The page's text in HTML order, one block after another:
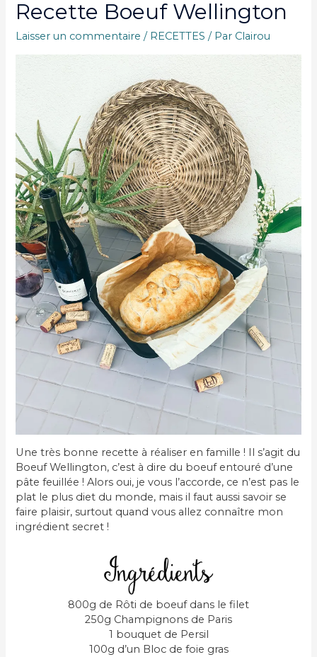
Recette Boeuf Wellington
Laisser un commentaire / RECETTES / Par Clairou
Une très bonne recette à réaliser en famille ! Il s’agit du
Boeuf Wellington, c’est à dire du boeuf entouré d’une
pâte feuillée ! Alors oui, je vous l’accorde, ce n’est pas le
plat le plus diet du monde, mais il faut aussi savoir se
faire plaisir, surtout quand vous allez connaître mon
ingrédient secret !
800g de Rôti de boeuf dans le filet
250g Champignons de Paris
1 bouquet de Persil
100g d’un Bloc de foie gras